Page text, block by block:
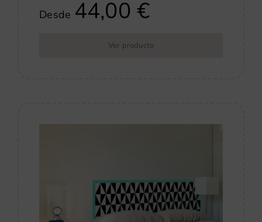
Desde 44,00€
Ver producto